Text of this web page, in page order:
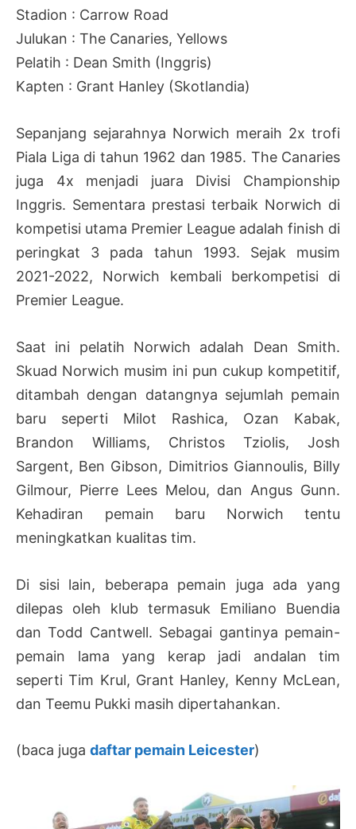
Stadion : Carrow Road
Julukan : The Canaries, Yellows
Pelatih : Dean Smith (Inggris)
Kapten : Grant Hanley (Skotlandia)
Sepanjang sejarahnya Norwich meraih 2x trofi
Piala Liga di tahun 1962 dan 1985. The Canaries
juga 4x menjadi juara Divisi Championship
Inggris. Sementara prestasi terbaik Norwich di
kompetisi utama Premier League adalah finish di
peringkat 3 pada tahun 1993. Sejak musim
2021-2022, Norwich kembali berkompetisi di
Premier League.
Saat ini pelatih Norwich adalah Dean Smith.
Skuad Norwich musim ini pun cukup kompetitif,
ditambah dengan datangnya sejumlah pemain
baru seperti Milot Rashica, Ozan Kabak,
Brandon Williams, Christos Tziolis, Josh
Sargent, Ben Gibson, Dimitrios Giannoulis, Billy
Gilmour, Pierre Lees Melou, dan Angus Gunn.
Kehadiran pemain baru Norwich tentu
meningkatkan kualitas tim.
Di sisi lain, beberapa pemain juga ada yang
dilepas oleh klub termasuk Emiliano Buendia
dan Todd Cantwell. Sebagai gantinya pemain-
pemain lama yang kerap jadi andalan tim
seperti Tim Krul, Grant Hanley, Kenny McLean,
dan Teemu Pukki masih dipertahankan.
(baca juga daftar pemain Leicester)